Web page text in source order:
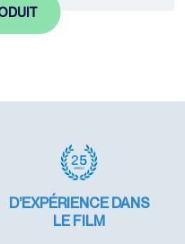
D’EXPÉRIENCEDANS
LE FILM